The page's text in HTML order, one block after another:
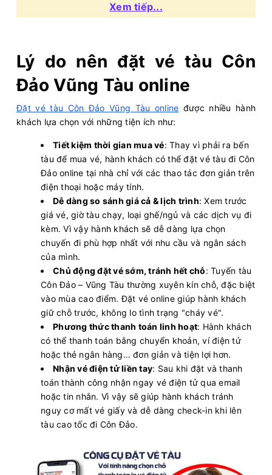
PHÚ QUỐC EXPRESS 7
11/08/2026
07:00 - 216k
Chọn mua
Sa Kỳ - Lý Sơn
Superdong VIII
Thổ Châu - Phú Quốc
07:00 - 354k
PHÚ QUỐC EXPRESS 8
Phú Quốc - Rạch Giá
11/08/2026
07:10 - 315k
Còn:20
Superdong XII
Rạch Giá - Phú Quốc
11/08/2026
07:10 - 354k
Còn:
Chọn mua
Superdong VII
Phú Quốc - Rạch Giá
11/08/2026
Còn:20
Superdong IV
Rạch Giá - Nam Du
11/08/2026
07:30 - 275k
Còn:
Chọn mua
Tuan Chau Express V
Vân Đồn (Ao Tiên) - Cô Tô
11/08/2026
Còn:
KA LONG 68
07:30 - 350k
Còn:20
Chọn mua
Superdong XI
Rạch Giá - Hòn Sơn
11/08/2026
07:30 - 187k
Chọn mua
Hà Tiên - Hải Tặc
11/08/2026
07:45 - 138k
Còn:
Chọn mua
CÔN ĐẢO EXPRESS 36
Sóc Trăng (Trần Đề) - Côn Đảo
11/08/2026
08:00 - 408k
Còn:
PHÚ QUỐC EXPRESS 18
Phú Quốc - Rạch Giá
11/08/2026
Còn:
Superdong ConDao II
Sóc Trăng (Trần Đề) - Côn Đảo
11/08/2026
08:00 - 393k
Xem tiếp...
Lý do nên đặt vé tàu Côn
Đảo Vũng Tàu online
Đặt vé tàu Côn Đảo Vũng Tàu online được nhiều hành
khách lựa chọn với những tiện ích như:
Tiết kiệm thời gian mua vé: Thay vì phải ra bến
tàu để mua vé, hành khách có thể đặt vé tàu đi Côn
Đảo online tại nhà chỉ với các thao tác đơn giản trên
điện thoại hoặc máy tính.
Dễ dàng so sánh giá cả & lịch trình: Xem trước
giá vé, giờ tàu chạy, loại ghế/ngủ và các dịch vụ đi
kèm. Vì vậy hành khách sẽ dễ dàng lựa chọn
chuyến đi phù hợp nhất với nhu cầu và ngân sách
của mình.
Chủ động đặt vé sớm, tránh hết chỗ: Tuyến tàu
Côn Đảo – Vũng Tàu thường xuyên kín chỗ, đặc biệt
vào mùa cao điểm. Đặt vé online giúp hành khách
giữ chỗ trước, không lo tình trạng "cháy vé".
Phương thức thanh toán linh hoạt: Hành khách
có thể thanh toán bằng chuyển khoản, ví điện tử
hoặc thẻ ngân hàng… đơn giản và tiện lợi hơn.
Nhận vé điện tử liền tay: Sau khi đặt và thanh
toán thành công nhận ngay vé điện tử qua email
hoặc tin nhắn. Vì vậy sẽ giúp hành khách tránh
nguy cơ mất vé giấy và dễ dàng check-in khi lên
tàu cao tốc đi Côn Đảo.